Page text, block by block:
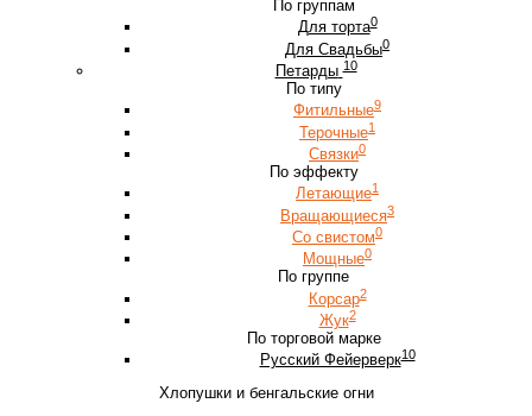
По группам
Для торта0
Для Свадьбы0
Петарды 10
По типу
Фитильные9
Терочные1
Связки0
По эффекту
Летающие1
Вращающиеся3
Со свистом0
Мощные0
По группе
Корсар2
Жук2
По торговой марке
Русский Фейерверк10
Хлопушки и бенгальские огни